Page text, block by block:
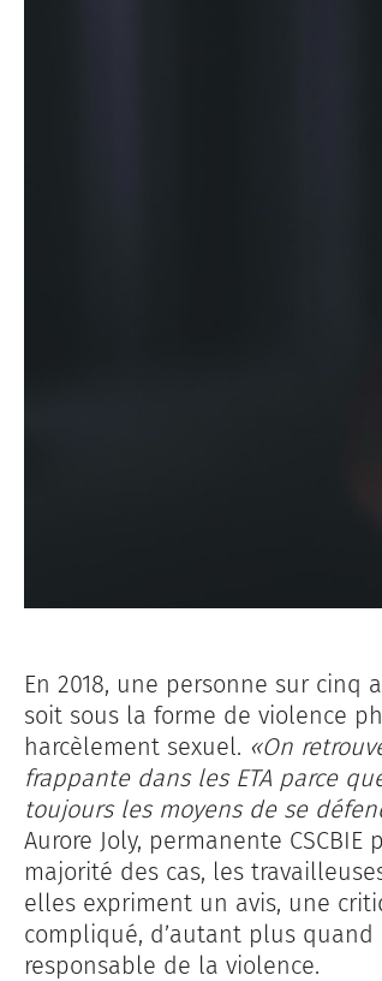
En 2018, une personne sur
soit sous la forme de violence
harcèlement sexuel. «On
frappante dans les ETA parce
toujours les moyens de se
Aurore Joly, permanente
majorité des cas, les
elles expriment un avis, une
compliqué, d’autant plus
responsable de la violence.